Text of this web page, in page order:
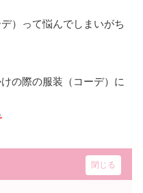
）って悩んでしまいがち
の際の服装（コーデ）に